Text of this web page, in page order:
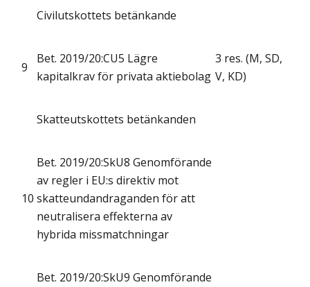
Civilutskottets betänkande
9
Bet. 2019/20:CU5 Lägre
kapitalkrav för privata aktiebolag
3 res. (M, SD,
V, KD)
Skatteutskottets betänkanden
10
Bet. 2019/20:SkU8 Genomförande
av regler i EU:s direktiv mot
skatteundandraganden för att
neutralisera effekterna av
hybrida missmatchningar
Bet. 2019/20:SkU9 Genomförande